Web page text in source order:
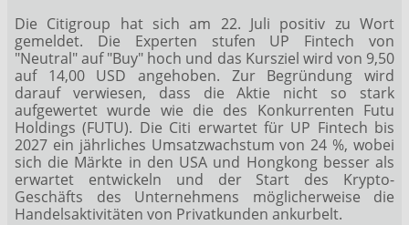
Die Citigroup hat sich am 22. Juli positiv zu Wort
gemeldet. Die Experten stufen UP Fintech von
"Neutral" auf "Buy" hoch und das Kursziel wird von 9,50
auf 14,00 USD angehoben. Zur Begründung wird
darauf verwiesen, dass die Aktie nicht so stark
aufgewertet wurde wie die des Konkurrenten Futu
Holdings (FUTU). Die Citi erwartet für UP Fintech bis
2027 ein jährliches Umsatzwachstum von 24 %, wobei
sich die Märkte in den USA und Hongkong besser als
erwartet entwickeln und der Start des Krypto-
Geschäfts des Unternehmens möglicherweise die
Handelsaktivitäten von Privatkunden ankurbelt.